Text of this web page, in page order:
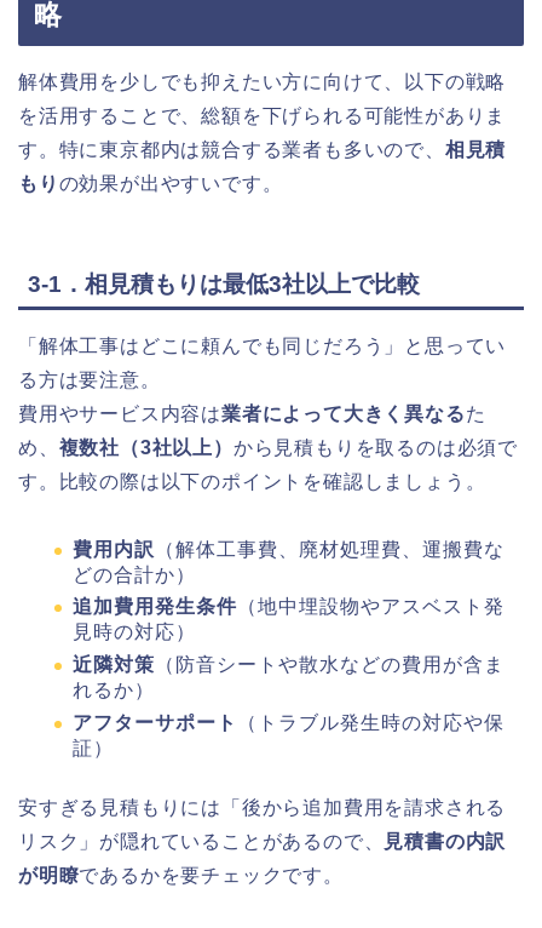
略
解体費用を少しでも抑えたい方に向けて、以下の戦略
を活用することで、総額を下げられる可能性がありま
す。特に東京都内は競合する業者も多いので、 相見積
もり の効果が出やすいです。
3-1．相見積もりは最低3社以上で比較
「解体工事はどこに頼んでも同じだろう」と思ってい
る方は要注意。
費用やサービス内容は業者によって大きく異なるた
め、 複数社（3社以上） から見積もりを取るのは必須で
す。比較の際は以下のポイントを確認しましょう。
費用内訳
（解体工事費、廃材処理費、運搬費な
どの合計か）
追加費用発生条件 （地中埋設物やアスベスト発
見時の対応）
近隣対策 （防音シートや散水などの費用が含ま
れるか）
アフターサポート
（トラブル発生時の対応や保
証）
安すぎる見積もりには「後から追加費用を請求される
リスク」が隠れていることがあるので、
見積書の内訳
が明瞭であるかを要チェックです。